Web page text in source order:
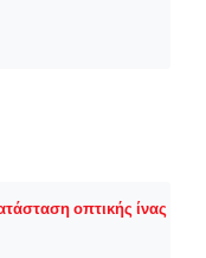
οπτικής ίνας